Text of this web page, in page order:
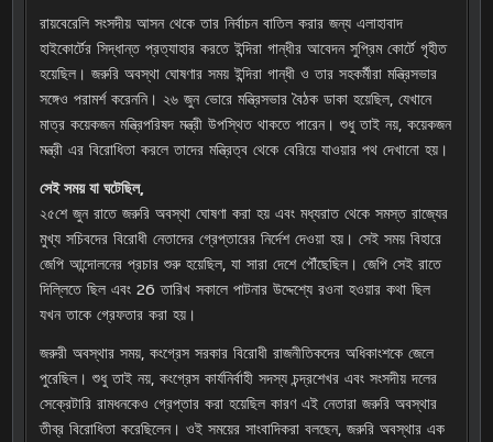
রায়বেরেলি সংসদীয় আসন থেকে তার নির্বাচন বাতিল করার জন্য এলাহাবাদ
হাইকোর্টের সিদ্ধান্ত প্রত্যাহার করতে ইন্দিরা গান্ধীর আবেদন সুপ্রিম কোর্টে গৃহীত
হয়েছিল। জরুরি অবস্থা ঘোষণার সময় ইন্দিরা গান্ধী ও তার সহকর্মীরা মন্ত্রিসভার
সঙ্গেও পরামর্শ করেননি। ২৬ জুন ভোরে মন্ত্রিসভার বৈঠক ডাকা হয়েছিল, যেখানে
মাত্র কয়েকজন মন্ত্রিপরিষদ মন্ত্রী উপস্থিত থাকতে পারেন। শুধু তাই নয়, কয়েকজন
মন্ত্রী এর বিরোধিতা করলে তাদের মন্ত্রিত্ব থেকে বেরিয়ে যাওয়ার পথ দেখানো হয়।
সেই সময় যা ঘটেছিল,
২৫শে জুন রাতে জরুরি অবস্থা ঘোষণা করা হয় এবং মধ্যরাত থেকে সমস্ত রাজ্যের
মুখ্য সচিবদের বিরোধী নেতাদের গ্রেপ্তারের নির্দেশ দেওয়া হয়। সেই সময় বিহারে
জেপি আন্দোলনের প্রচার শুরু হয়েছিল, যা সারা দেশে পৌঁছেছিল। জেপি সেই রাতে
দিল্লিতে ছিল এবং 26 তারিখ সকালে পাটনার উদ্দেশ্যে রওনা হওয়ার কথা ছিল
যখন তাকে গ্রেফতার করা হয়।
জরুরী অবস্থার সময়, কংগ্রেস সরকার বিরোধী রাজনীতিকদের অধিকাংশকে জেলে
পুরেছিল। শুধু তাই নয়, কংগ্রেস কার্যনির্বাহী সদস্য চন্দ্রশেখর এবং সংসদীয় দলের
সেক্রেটারি রামধনকেও গ্রেপ্তার করা হয়েছিল কারণ এই নেতারা জরুরি অবস্থার
তীব্র বিরোধিতা করেছিলেন। ওই সময়ের সাংবাদিকরা বলছেন, জরুরি অবস্থার এক